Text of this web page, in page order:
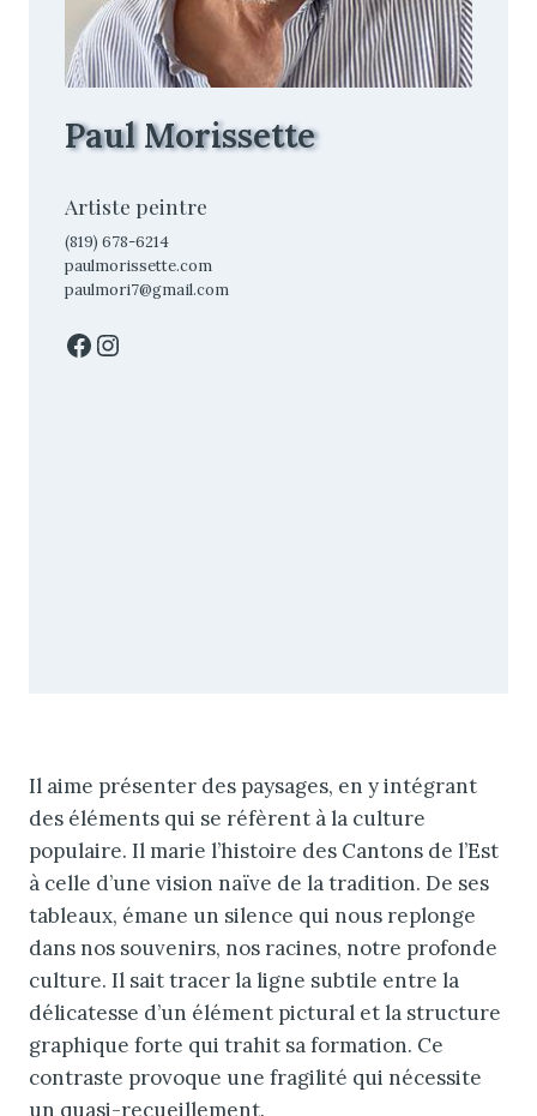
Paul Morissette
Artiste peintre
(819) 678-6214
paulmorissette.com
paulmori7@gmail.com
Facebook Instagram
Il aime présenter des paysages, en y intégrant
des éléments qui se réfèrent à la culture
populaire. Il marie l’histoire des Cantons de l’Est
à celle d’une vision naïve de la tradition. De ses
tableaux, émane un silence qui nous replonge
dans nos souvenirs, nos racines, notre profonde
culture. Il sait tracer la ligne subtile entre la
délicatesse d’un élément pictural et la structure
graphique forte qui trahit sa formation. Ce
contraste provoque une fragilité qui nécessite
un quasi-recueillement.